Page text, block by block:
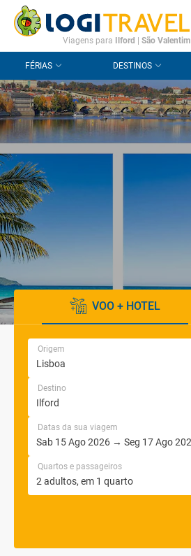
CONTACTO PERGUNTAS FREQUENTES
Viagens para Ilford São Valentim
FÉRIAS DESTINOS
VOO + HOTEL
Origem
Destino
Datas da sua viagem
Quartos e passageiros